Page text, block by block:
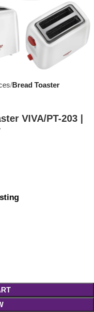
Bread Toaster
VIVA/PT-203 |